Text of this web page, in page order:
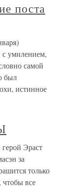
поста
с умилением,
самой
был
истинное
Эраст
за
только
чтобы все